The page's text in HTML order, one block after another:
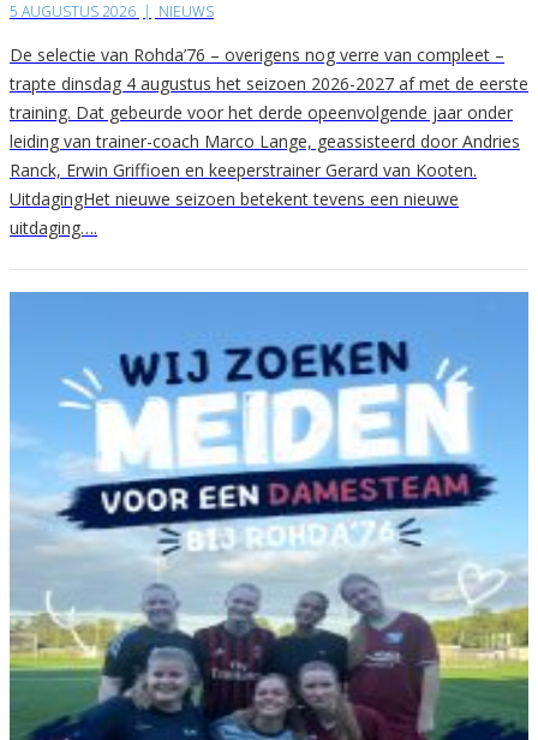
5 AUGUSTUS 2026 | NIEUWS
De selectie van Rohda’76 – overigens nog verre van compleet –
trapte dinsdag 4 augustus het seizoen 2026-2027 af met de eerste
training. Dat gebeurde voor het derde opeenvolgende jaar onder
leiding van trainer-coach Marco Lange, geassisteerd door Andries
Ranck, Erwin Griffioen en keeperstrainer Gerard van Kooten.
UitdagingHet nieuwe seizoen betekent tevens een nieuwe
uitdaging….